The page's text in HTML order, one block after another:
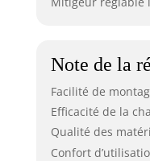
Note de la
Facilité de
Efficacité de la
Qualité des
Confort